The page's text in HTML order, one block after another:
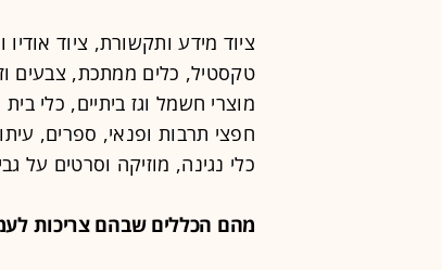
ציוד מידע ותקשורת, ציוד
טקסטיל, כלים ממתכת, צבעים
מוצרי חשמל וגז ביתיים, כלי
חפצי תרבות ופנאי, ספרים,
כלי נגינה, מוזיקה וסרטים על
מהם הכללים שבהם צריכות